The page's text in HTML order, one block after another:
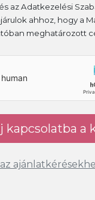
az Adatkezelési
ahhoz, hogy a
meghatározott
kapcsolatba a
az